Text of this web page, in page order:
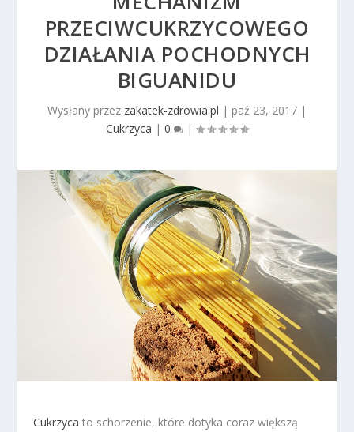
PRZECIWCUKRZYCOWEGO
DZIAŁANIA POCHODNYCH
BIGUANIDU
Wysłany przez zakatek-zdrowia.pl | paź 23, 2017 |
Cukrzyca | 0 |
Cukrzyca to schorzenie, które dotyka coraz większą